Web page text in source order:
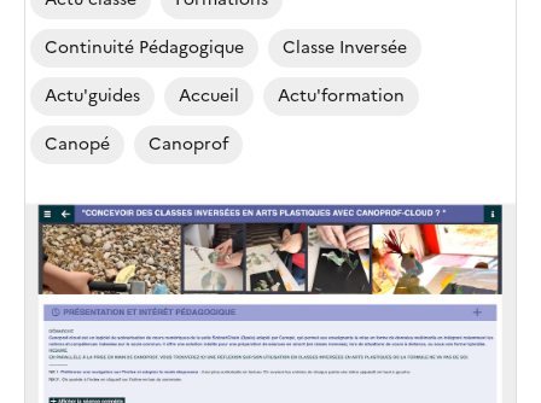
Continuité Pédagogique
Classe Inversée
Actu'guides
Accueil
Actu'formation
Canopé
Canoprof
Image
de
couverture
(conseillée)